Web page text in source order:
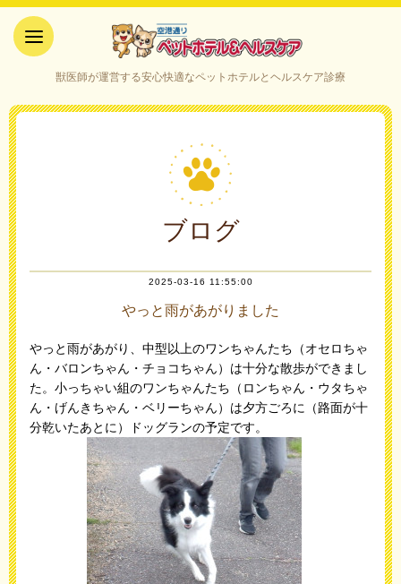
ケア｜山口県宇部市
獣医師が運営する安心快適なペットホテルとヘルスケア診療
ブログ
2025-03-16 11:55:00
やっと雨があがりました
やっと雨があがり、中型以上のワンちゃんたち（オセロちゃ
ん・バロンちゃん・チョコちゃん）は十分な散歩ができまし
た。小っちゃい組のワンちゃんたち（ロンちゃん・ウタちゃ
ん・げんきちゃん・ベリーちゃん）は夕方ごろに（路面が十
分乾いたあとに）ドッグランの予定です。